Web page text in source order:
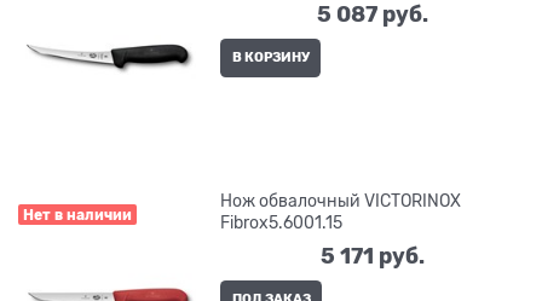
5 087 руб.
В КОРЗИНУ
Нет в наличии
Нож обвалочный VICTORINOX
Fibrox5.6001.15
5 171 руб.